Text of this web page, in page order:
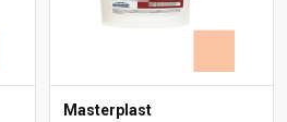
Masterplast